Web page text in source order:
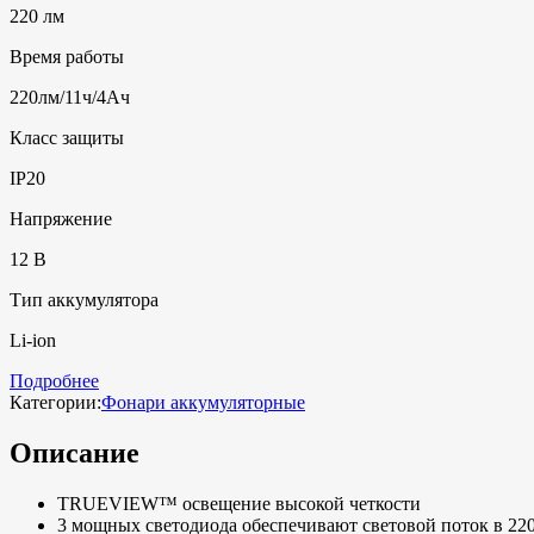
220 лм
Время работы
220лм/11ч/4Ач
Класс защиты
IP20
Напряжение
12 В
Тип аккумулятора
Li-ion
Подробнее
Категории:Фонари аккумуляторные
Описание
TRUEVIEW™ освещение высокой четкости
3 мощных светодиода обеспечивают световой поток в